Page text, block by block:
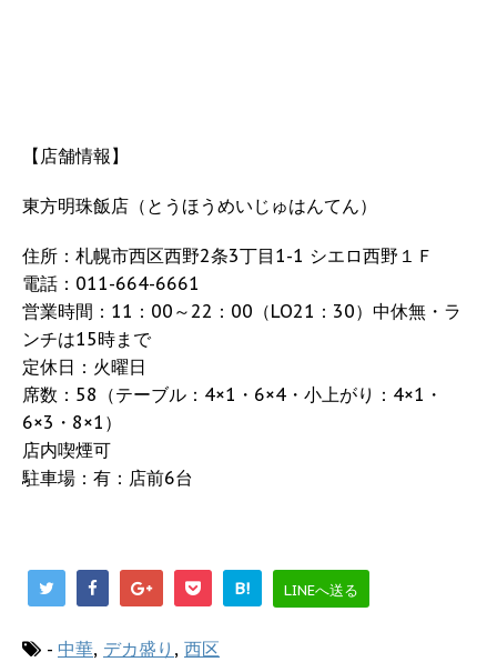
【店舗情報】
東方明珠飯店（とうほうめいじゅはんてん）
住所：札幌市西区西野2条3丁目1-1 シエロ西野１Ｆ
電話：011-664-6661
営業時間：11：00～22：00（LO21：30）中休無・ラ
ンチは15時まで
定休日：火曜日
席数：58（テーブル：4×1・6×4・小上がり：4×1・
6×3・8×1）
店内喫煙可
駐車場：有：店前6台
B! LINEへ送る
- 中華, デカ盛り , 西区